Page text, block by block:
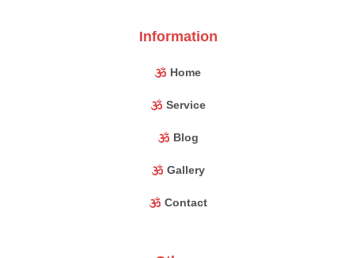
Information
Home
Service
Blog
Gallery
Contact